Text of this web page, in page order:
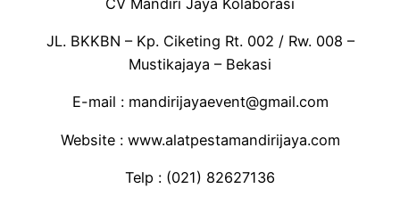
JL. BKKBN – Kp. Ciketing Rt. 002 / Rw. 008 –
Mustikajaya – Bekasi
E-mail : mandirijayaevent@gmail.com
Website : www.alatpestamandirijaya.com
Telp : (021) 82627136